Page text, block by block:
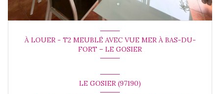
À LOUER - T2 MEUBLÉ AVEC VUE MER À BAS-DU-
FORT – LE GOSIER
LE GOSIER (97190)